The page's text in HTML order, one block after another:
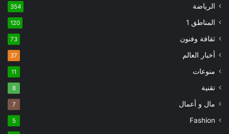
الرياضة 354
المناطق 1 120
ثقافة وفنون 73
أخبار العالم 37
منوعات 11
تقنية 8
مال و أعمال 7
Fashion
5